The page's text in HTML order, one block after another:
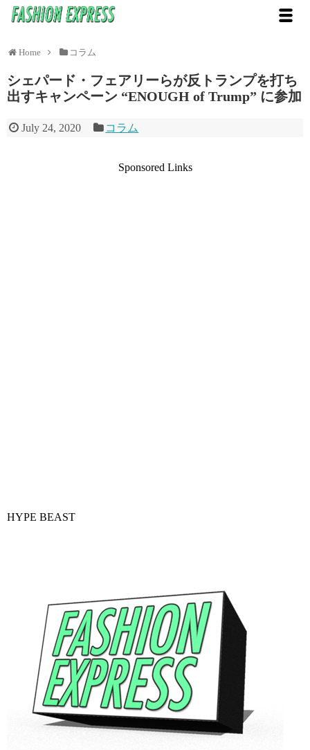
Home コラム
シェパード・フェアリーらが反トランプを打ち
出すキャンペーン “ENOUGH of Trump” に参加
July 24, 2020 コラム
Sponsored Links
HYPE BEAST